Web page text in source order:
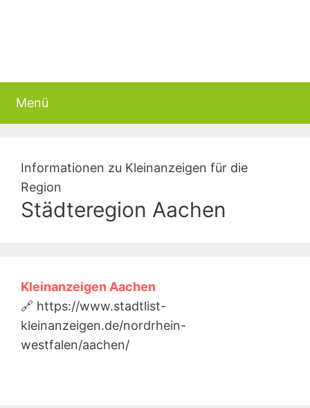
Menü
Informationen zu Kleinanzeigen für die
Region
Städteregion Aachen
Kleinanzeigen Aachen
🔗 https://www.stadtlist-
kleinanzeigen.de/nordrhein-
westfalen/aachen/